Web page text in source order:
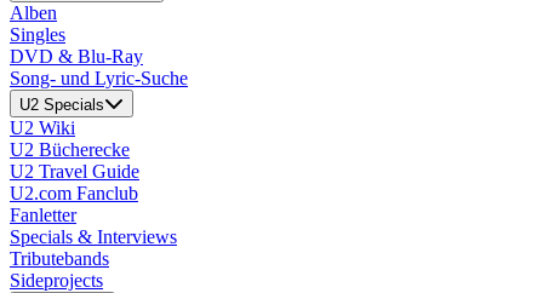
Alben
Singles
DVD & Blu-Ray
Song- und Lyric-Suche
U2 Specials
U2 Wiki
U2 Bücherecke
U2 Travel Guide
U2.com Fanclub
Fanletter
Specials & Interviews
Tributebands
Sideprojects